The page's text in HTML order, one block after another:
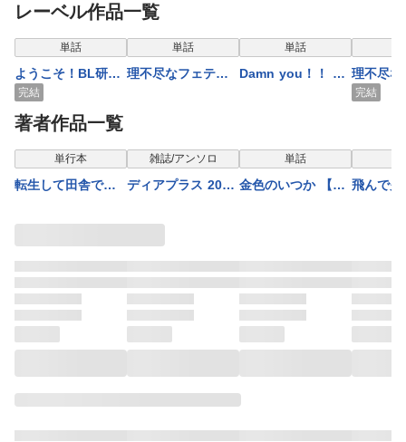
レーベル作品一覧
表示制限中
単話
ようこそ！BL研究
クラブへ【単話
売】二輪挿し編
完結
表示制限中
単話
理不尽なフェティ
表示制限中
単話
Damn you！！ 召
表示
理不尽な
ッシュ 2
完結
著者作品一覧
単行本
転生して田舎でス
りたい 15巻
表示制限中
雑誌/アンソロ
ディアプラス 2026
定］
表示制限中
単話
金色のいつか 【単
表示
飛んで火